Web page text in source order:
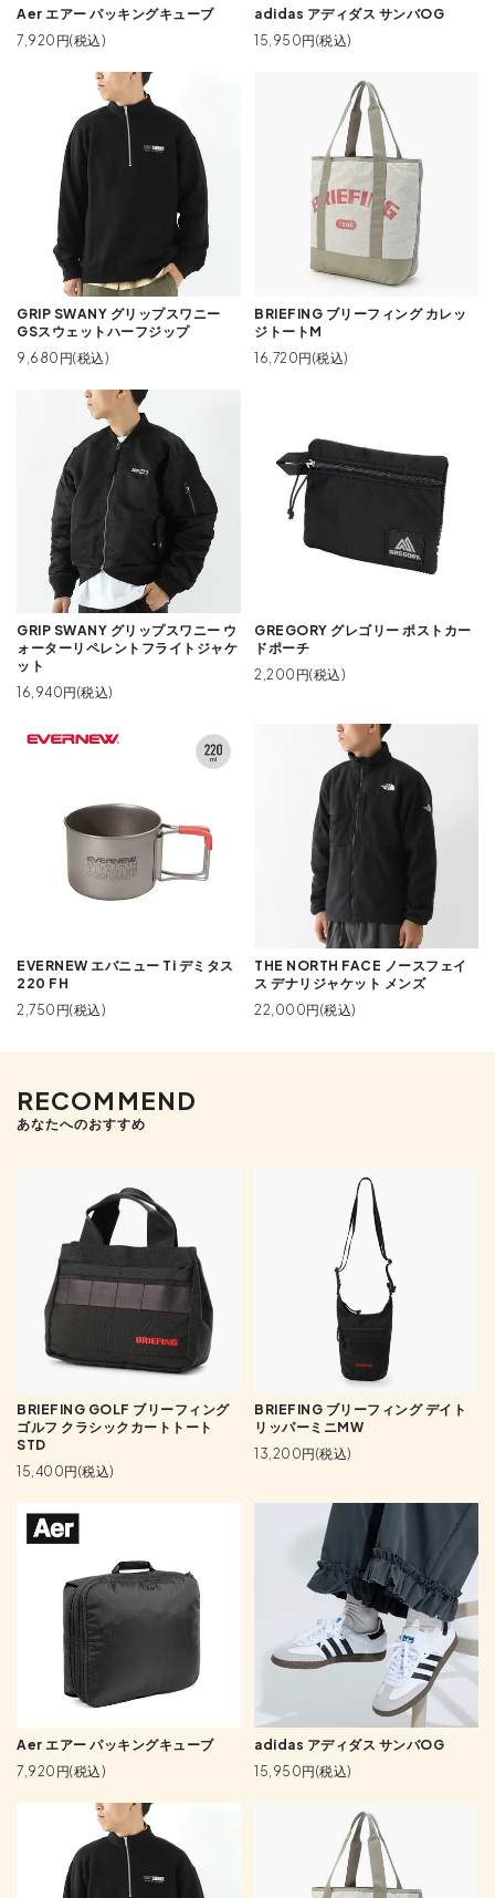
Aer エアー パッキングキューブ
7,920円(税込)
adidas アディダス サンバOG
15,950円(税込)
GRIP SWANY グリップスワニー
GSスウェットハーフジップ
9,680円(税込)
BRIEFING ブリーフィング カレッ
ジトートM
16,720円(税込)
GRIP SWANY グリップスワニー ウ
ォーターリペレントフライトジャケ
ット
16,940円(税込)
GREGORY グレゴリー ポストカー
ドポーチ
2,200円(税込)
EVERNEW エバニュー Ti デミタス
220 FH
2,750円(税込)
THE NORTH FACE ノースフェイ
ス デナリジャケット メンズ
22,000円(税込)
RECOMMEND
あなたへのおすすめ
BRIEFING GOLF ブリーフィング
ゴルフ クラシックカートトート
STD
15,400円(税込)
BRIEFING ブリーフィング デイト
リッパーミニMW
13,200円(税込)
Aer エアー パッキングキューブ
7,920円(税込)
adidas アディダス サンバOG
15,950円(税込)